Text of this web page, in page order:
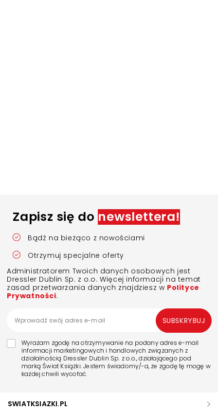
Zapisz się do newslettera!
Bądź na bieżąco z nowościami
Otrzymuj specjalne oferty
Administratorem Twoich danych osobowych jest
Dressler Dublin Sp. z o.o. Więcej informacji na temat
zasad przetwarzania danych znajdziesz w Polityce
Prywatności.
Wyrażam zgodę na otrzymywanie na podany adres e-mail
informacji marketingowych i handlowych związanych z
działalnością Dressler Dublin Sp. z o.o., działającego pod
marką Świat Książki. Jestem świadomy/-a, że zgodę tę mogę w
każdej chwili wycofać.
SUBSKRYBUJ
SWIATKSIAZKI.PL